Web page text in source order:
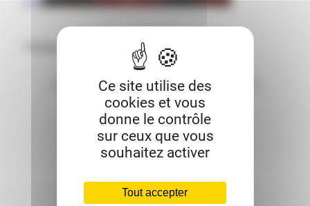
Ce site utilise des
cookies et vous
donne le contrôle
sur ceux que vous
souhaitez activer
Tout accepter